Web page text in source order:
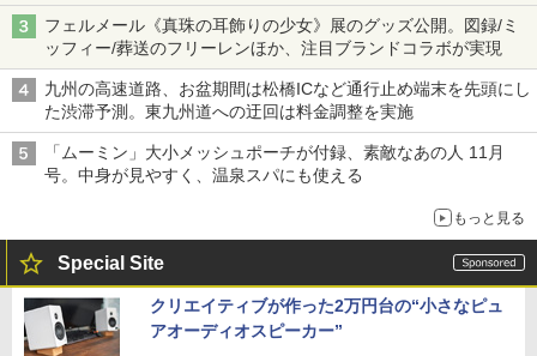
フェルメール《真珠の耳飾りの少女》展のグッズ公開。図録/ミ
ッフィー/葬送のフリーレンほか、注目ブランドコラボが実現
九州の高速道路、お盆期間は松橋ICなど通行止め端末を先頭にし
た渋滞予測。東九州道への迂回は料金調整を実施
「ムーミン」大小メッシュポーチが付録、素敵なあの人 11月
号。中身が見やすく、温泉スパにも使える
もっと見る
Special Site
クリエイティブが作った2万円台の“小さなピュ
アオーディオスピーカー”